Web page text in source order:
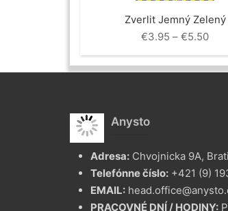
Zverlit Jemný Zelený
€3.95 – €5.50Price
Anysto
Adresa: Chvojnicka 9A,
Telefónne číslo: +421 (9)
EMAIL:
PRACOVNÉ DNÍ / HODINY: